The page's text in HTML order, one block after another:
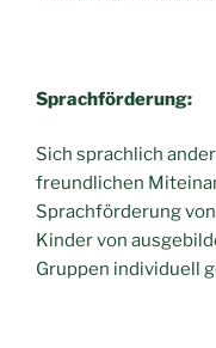
Sprachförderung:
Sich sprachlich
freundlichen
Sprachförderung
Kinder von
Gruppen indivi­duell